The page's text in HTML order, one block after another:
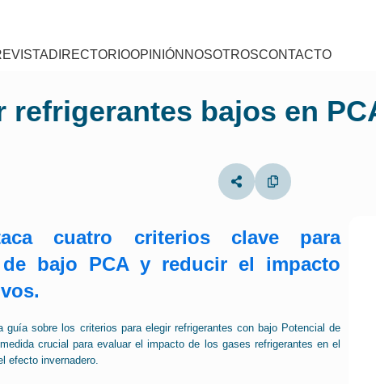
DIRECTORIOOPINIÓN NOSOTROSCONTACTO
refrigerantes bajos en
cuatro criterios clave para
de bajo PCA y reducir el impacto
guía sobre los criterios para elegir refrigerantes con bajo Potencial de
crucial para evaluar el impacto de los gases refrigerantes en el
efecto invernadero.